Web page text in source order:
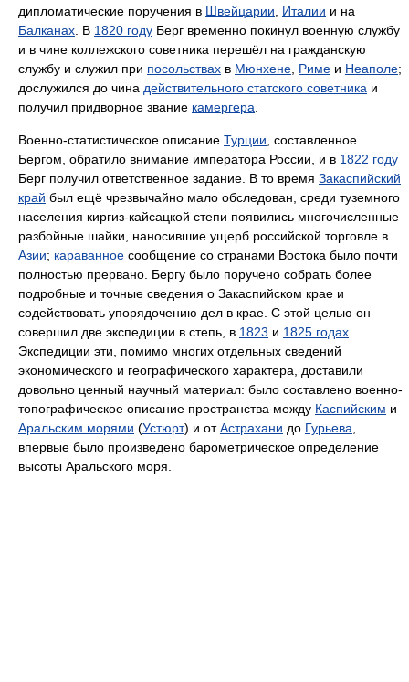
дипломатические поручения в Швейцарии Италии и на
Балканах . В 1820 году Берг временно покинул военную службу
и в чине коллежского советника перешёл на гражданскую
службу и служил при посольствах в Мюнхене Риме и Неаполе;
дослужился до чина действительного статского советника и
получил придворное звание камергера
Военно-статистическое описание Турции , составленное
Бергом, обратило внимание императора России, и в 1822 году
Берг получил ответственное задание. В то время Закаспийский
край был ещё чрезвычайно мало обследован, среди туземного
населения киргиз-кайсацкой степи появились многочисленные
разбойные шайки, наносившие ущерб российской торговле в
Азии; караванное сообщение со странами Востока было почти
полностью прервано. Бергу было поручено собрать более
подробные и точные сведения о Закаспийском крае и
содействовать упорядочению дел в крае. С этой целью он
совершил две экспедиции в степь, в 1823 и 1825 годах
Экспедиции эти, помимо многих отдельных сведений
экономического и географического характера, доставили
довольно ценный научный материал: было составлено военно-
топографическое описание пространства между Каспийским и
Аральским морями (Устюрт) и отАстрахани до Гурьева
впервые было произведено барометрическое определение
высоты Аральского моря.